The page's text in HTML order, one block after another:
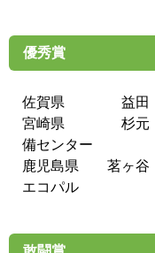
優秀賞
佐賀県 益田
宮崎県 杉元
備センター
鹿児島県 茗ヶ
エコパル